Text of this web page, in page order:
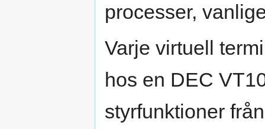
processer,
Varje virtuell
hos en DEC
styrfunktioner